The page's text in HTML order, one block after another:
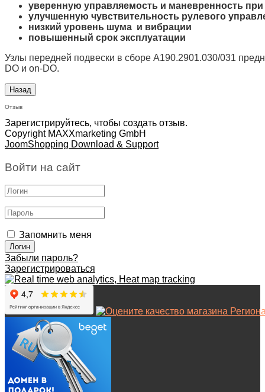
уверенную управляемость и маневренность
улучшенную чувствительность рулевого
низкий уровень шума и вибрации
повышенный срок эксплуатации
Узлы передней подвески в сборе А190.2901.030/031
DO и on-DO.
Отзыв
Зарегистрируйтесь, чтобы создать отзыв.
Copyright MAXXmarketing GmbH
JoomShopping Download & Support
Войти на сайт
Запомнить меня
Забыли пароль?
Зарегистрироваться